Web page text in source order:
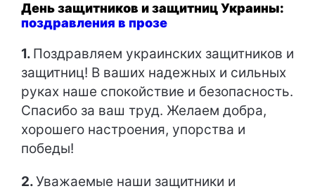
День защитников и защитниц Украины:
поздравления в прозе
1. Поздравляем украинских защитников и
защитниц! В ваших надежных и сильных
руках наше спокойствие и безопасность.
Спасибо за ваш труд. Желаем добра,
хорошего настроения, упорства и
победы!
2.Уважаемые наши защитники и